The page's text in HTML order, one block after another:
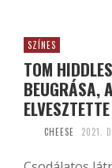
SZÍNES
TOM
BEUGRÁSA,
ELVESZTETTE
CHEESE 2021.